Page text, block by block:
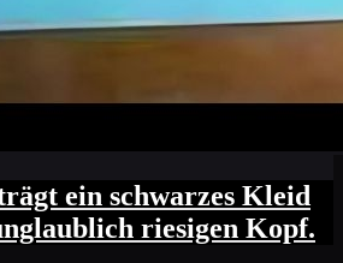
ein schwarzes Kleid
riesigen Kopf.